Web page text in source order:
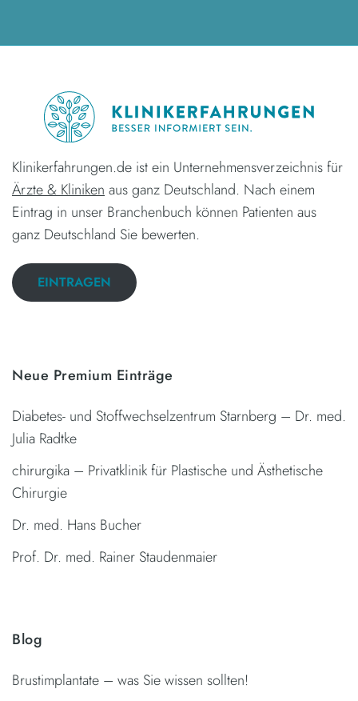
Klinikerfahrungen.de ist ein Unternehmensverzeichnis für
Ärzte & Kliniken aus ganz Deutschland. Nach einem
Eintrag in unser Branchenbuch können Patienten aus
ganz Deutschland Sie bewerten.
EINTRAGEN
Neue Premium Einträge
Diabetes- und Stoffwechselzentrum Starnberg – Dr. med.
Julia Radtke
chirurgika – Privatklinik für Plastische und Ästhetische
Chirurgie
Dr. med. Hans Bucher
Prof. Dr. med. Rainer Staudenmaier
Blog
Brustimplantate – was Sie wissen sollten!